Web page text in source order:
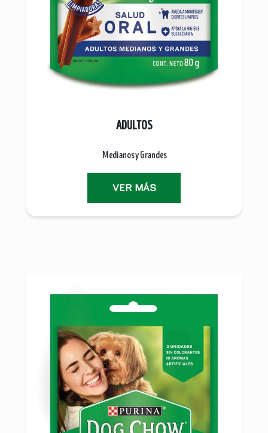
ADULTOS
Medianos y Grandes
VER MÁS